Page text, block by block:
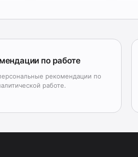
по работе
рекомендации по
работе.